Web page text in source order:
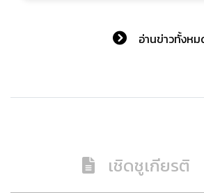
อ่านข่าวทั้งหม
เชิดชูเกียรติ